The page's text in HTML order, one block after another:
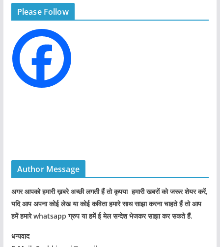
r
e
s
Please Follow
Author Message
अगर आपको हमारी ख़बरे अच्छी लगती हैं तो कृपया हमारी खबरों को जरूर शेयर करें,
यदि आप अपना कोई लेख या कोई कविता हमारे साथ साझा करना चाहते हैं तो आप
हमें हमारे whatsapp ग्रुप या हमें ई मेल सन्देश भेजकर साझा कर सकते हैं.
धन्यवाद